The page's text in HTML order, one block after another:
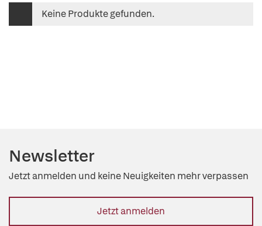
Keine Produkte gefunden.
Newsletter
Jetzt anmelden und keine Neuigkeiten mehr verpassen
Jetzt anmelden